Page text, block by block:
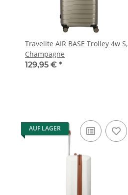
Travelite AIR BASE Trolley 4w S,
Champagne
129,95 € *
AUF LAGER